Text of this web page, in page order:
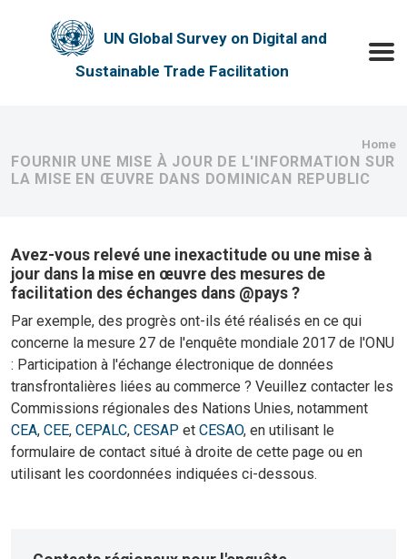
UN Global Survey on Digital and
Sustainable Trade Facilitation
Home
FOURNIR UNE MISE À JOUR DE L'INFORMATION SUR
LA MISE EN ŒUVRE DANS DOMINICAN REPUBLIC
Avez-vous relevé une inexactitude ou une mise à
jour dans la mise en œuvre des mesures de
facilitation des échanges dans @pays ?
Par exemple, des progrès ont-ils été réalisés en ce qui
concerne la mesure 27 de l'enquête mondiale 2017 de l'ONU
: Participation à l'échange électronique de données
transfrontalières liées au commerce ? Veuillez contacter les
Commissions régionales des Nations Unies, notamment
CEA, CEE, CEPALC, CESAP et CESAO, en utilisant le
formulaire de contact situé à droite de cette page ou en
utilisant les coordonnées indiquées ci-dessous.